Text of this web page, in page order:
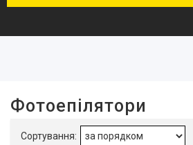
Lescolton 4
Фотоепілятори